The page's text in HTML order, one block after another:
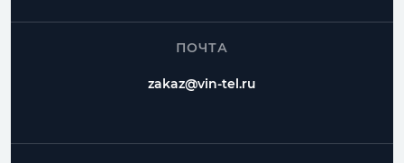
Можно ли изготовить нестандартный размер?
Можно ли собрать весь комплект вентиляции?
ПОЧТА
zakaz@vin-tel.ru